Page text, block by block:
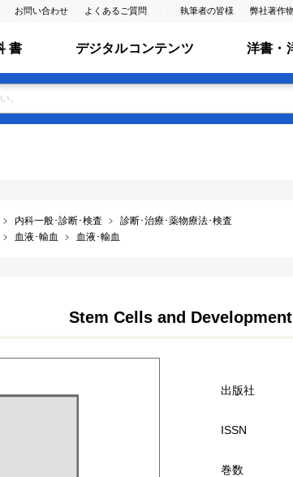
お問い合わせ よくあるご質問 執筆者の皆様 弊社著作
書 デジタルコンテンツ 洋書・
内科一般･診断･検査
診断･治療･薬物療法･検査
血液･輸血 血液･輸血
Stem Cells and Development
出版社
ISSN
巻数